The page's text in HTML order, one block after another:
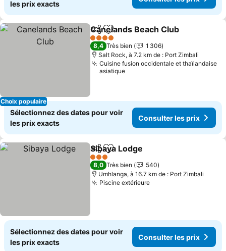
les prix exacts
Choix populaire
PartagerAjouter à mes favoris
Canelands Beach Club
4 Étoiles
8,4 Très bien
1 306
Salt Rock, à 7.2 km de : Port Zimbali
Cuisine fusion occidentale et thaïlandaise
asiatique
Sélectionnez des dates pour voir
les prix exacts
Consulter les prix
PartagerAjouter à mes favoris
Sibaya Lodge
3 Étoiles
8,0 Très bien
540
Umhlanga, à 16.7 km de : Port Zimbali
Piscine extérieureConsulter les prix
Sélectionnez des dates pour voir
les prix exacts
Consulter les prix